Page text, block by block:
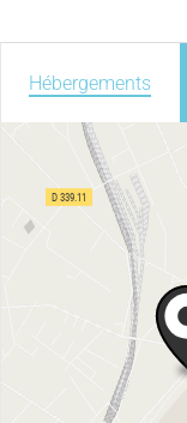
Hébergements